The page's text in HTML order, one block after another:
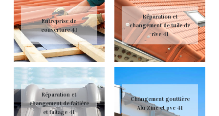
Entreprise de
couverture 41
Réparation et
changement de tuile de
rive 41
Réparation et
changement de faitière
et faitage 41
Changement gouttière
Alu Zinc et pvc 41